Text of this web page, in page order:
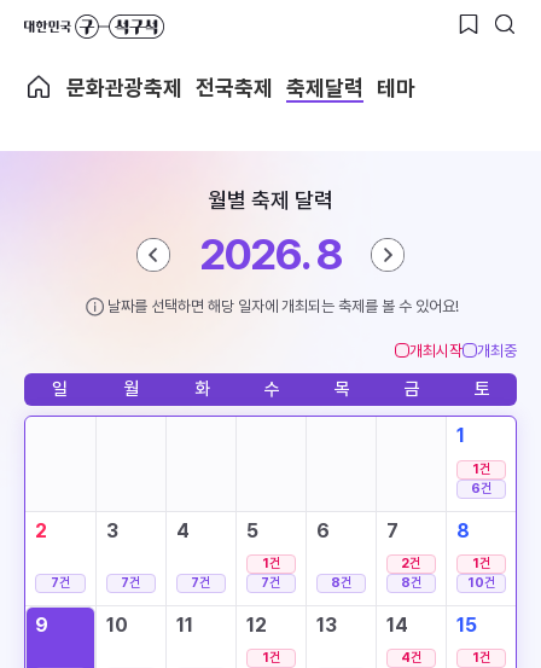
문화관광축제 전국축제 축제달력 테마
월별 축제 달력
2026. 8
날짜를 선택하면 해당 일자에 개최되는 축제를 볼 수 있어요!
개최시작 개최중
일 월 화 수 목 금 토
1
1건
6건
2
7건
3
7건
4
7건
5
1건
7건
6
8건
7
2건
8건
8
1건
10건
9 10 11 12
1건
13 14
4건
15
1건